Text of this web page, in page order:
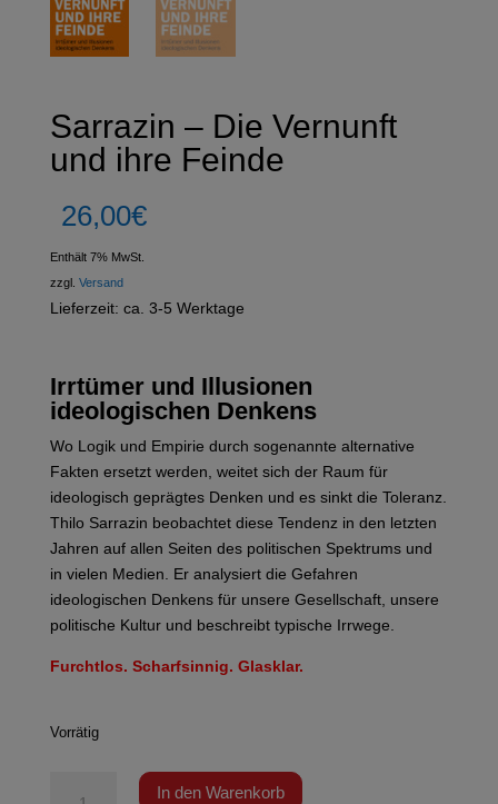
Sarrazin – Die Vernunft
und ihre Feinde
26,00€
Enthält 7% MwSt.
zzgl. Versand
Lieferzeit: ca. 3-5 Werktage
Irrtümer und Illusionen
ideologischen Denkens
Wo Logik und Empirie durch sogenannte alternative
Fakten ersetzt werden, weitet sich der Raum für
ideologisch geprägtes Denken und es sinkt die Toleranz.
Thilo Sarrazin beobachtet diese Tendenz in den letzten
Jahren auf allen Seiten des politischen Spektrums und
in vielen Medien. Er analysiert die Gefahren
ideologischen Denkens für unsere Gesellschaft, unsere
politische Kultur und beschreibt typische Irrwege.
Furchtlos. Scharfsinnig. Glasklar.
Vorrätig
In den Warenkorb